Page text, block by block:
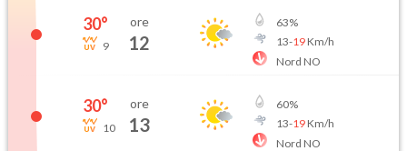
30°
9
ore
12
63%
13-19Km/h
Nord NO
30°
10
ore
13
60%
13-19Km/h
Nord NO